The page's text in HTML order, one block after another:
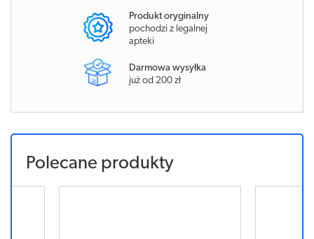
Produkt oryginalny
pochodzi z legalnej
apteki
Darmowa wysyłka
już od 200 zł
Polecane produkty